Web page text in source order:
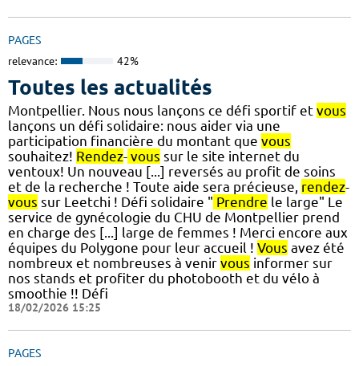
PAGES
relevance: 42%
Toutes les actualités
Montpellier. Nous nous lançons ce défi sportif et vous
lançons un défi solidaire: nous aider via une
participation financière du montant que vous
souhaitez! Rendez- vous sur le site internet du
ventoux! Un nouveau [...] reversés au profit de soins
et de la recherche ! Toute aide sera précieuse, rendez-
vous sur Leetchi ! Défi solidaire " Prendre le large" Le
service de gynécologie du CHU de Montpellier prend
en charge des [...] large de femmes ! Merci encore aux
équipes du Polygone pour leur accueil ! Vous avez été
nombreux et nombreuses à venir vous informer sur
nos stands et profiter du photobooth et du vélo à
smoothie !! Défi
18/02/2026 15:25
PAGES